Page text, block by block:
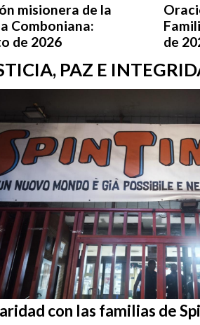
misionera de la
Comboniana:
de 2026
de
PAZ E
con las familias de